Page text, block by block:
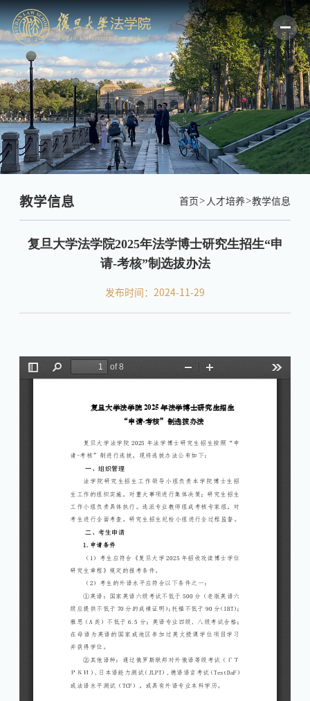
教学信息 首页 人才培养 教学信息
复旦大学法学院2025年法学博士研究生招生“申
请-考核”制选拔办法
发布时间：2024-11-29